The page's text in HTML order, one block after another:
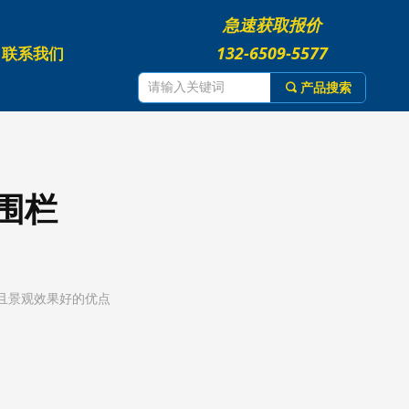
急速获取报价
132-6509-5577
联系我们
끠 产品搜索
栏
景观效果好的优点